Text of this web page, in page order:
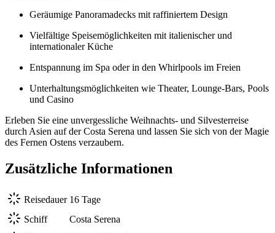
Geräumige Panoramadecks mit raffiniertem Design
Vielfältige Speisemöglichkeiten mit italienischer und
internationaler Küche
Entspannung im Spa oder in den Whirlpools im Freien
Unterhaltungsmöglichkeiten wie Theater, Lounge-Bars, Pools
und Casino
Erleben Sie eine unvergessliche Weihnachts- und Silvesterreise
durch Asien auf der Costa Serena und lassen Sie sich von der Magie
des Fernen Ostens verzaubern.
Zusätzliche Informationen
Reisedauer 16 Tage
Schiff
Costa Serena